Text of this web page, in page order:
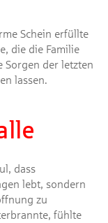
Schein erfüllte
die die Familie
Sorgen der letzten
lassen.
dass
lebt, sondern
zu
fühlte